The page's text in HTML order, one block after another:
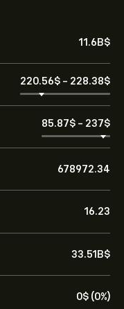
11.6B‎$‎
220.56‎$‎ - 228.38‎$‎
85.87‎$‎ - 237‎$‎
678972.34
16.23
33.51B‎$‎
0‎$‎ (0%)